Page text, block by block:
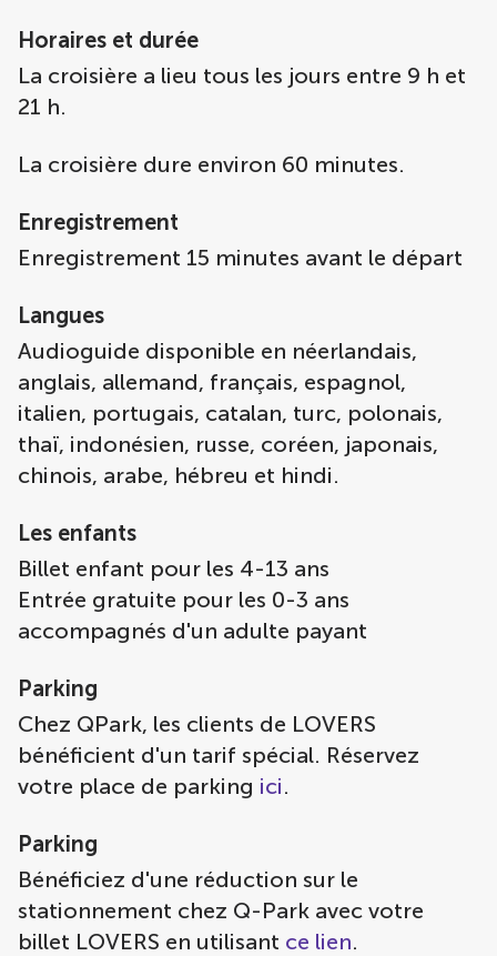
Horaires et durée
La croisière a lieu tous les jours entre 9 h et
21 h.
La croisière dure environ 60 minutes.
Enregistrement
Enregistrement 15 minutes avant le départ
Langues
Audioguide disponible en néerlandais,
anglais, allemand, français, espagnol,
italien, portugais, catalan, turc, polonais,
thaï, indonésien, russe, coréen, japonais,
chinois, arabe, hébreu et hindi.
Les enfants
Billet enfant pour les 4-13 ans
Entrée gratuite pour les 0-3 ans
accompagnés d'un adulte payant
Parking
Chez QPark, les clients de LOVERS
bénéficient d'un tarif spécial. Réservez
votre place de parking ici.
Parking
Bénéficiez d'une réduction sur le
stationnement chez Q-Park avec votre
billet LOVERS en utilisant ce lien.